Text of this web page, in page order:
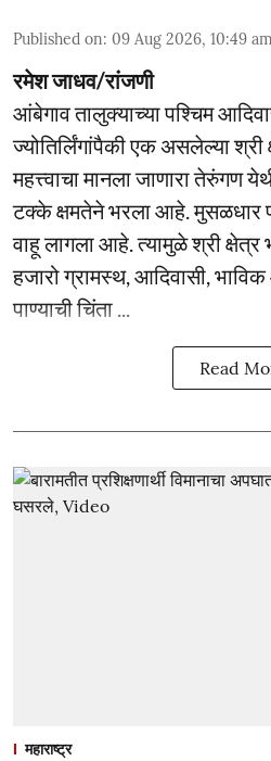
Published on: 09 Aug 2026, 10:49 am
रमेश जाधव/रांजणी
आंबेगाव तालुक्याच्या पश्चिम
ज्योतिर्लिंगांपैकी एक असलेल्या
महत्त्वाचा मानला जाणारा
टक्के क्षमतेने भरला आहे.
वाहू लागला आहे. त्यामुळे श्री
हजारो ग्रामस्थ, आदिवासी, भाविक
पाण्याची चिंता ...
Read
महाराष्ट्र